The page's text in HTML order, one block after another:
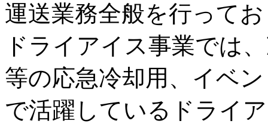
運送業務全般を行って
ドライアイス事業では
等の応急冷却用、イベ
で活躍しているドライ